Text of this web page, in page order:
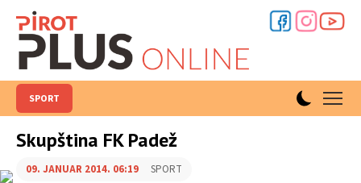
SPORT
Skupština FK Padež
09. JANUAR 2014. 06:19 SPORT